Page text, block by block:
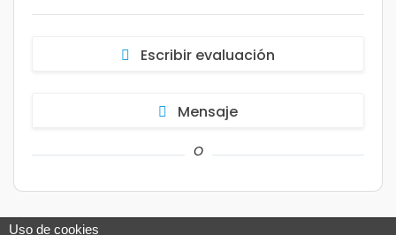
Escribir evaluación
Mensaje
O
Uso de cookies